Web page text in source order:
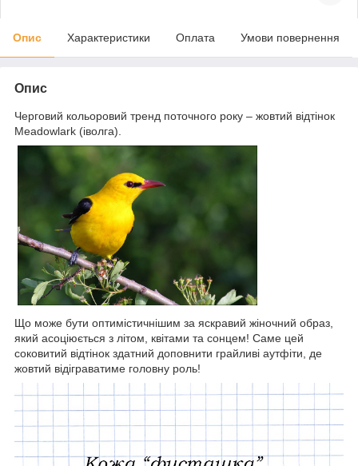
Опис Характеристики Оплата Умови повернення
Опис
Черговий кольоровий тренд поточного року – жовтий відтінок
Meadowlark (іволга).
Що може бути оптимістичнішим за яскравий жіночний образ,
який асоціюється з літом, квітами та сонцем! Саме цей
соковитий відтінок здатний доповнити грайливі аутфіти, де
жовтий відіграватиме головну роль!